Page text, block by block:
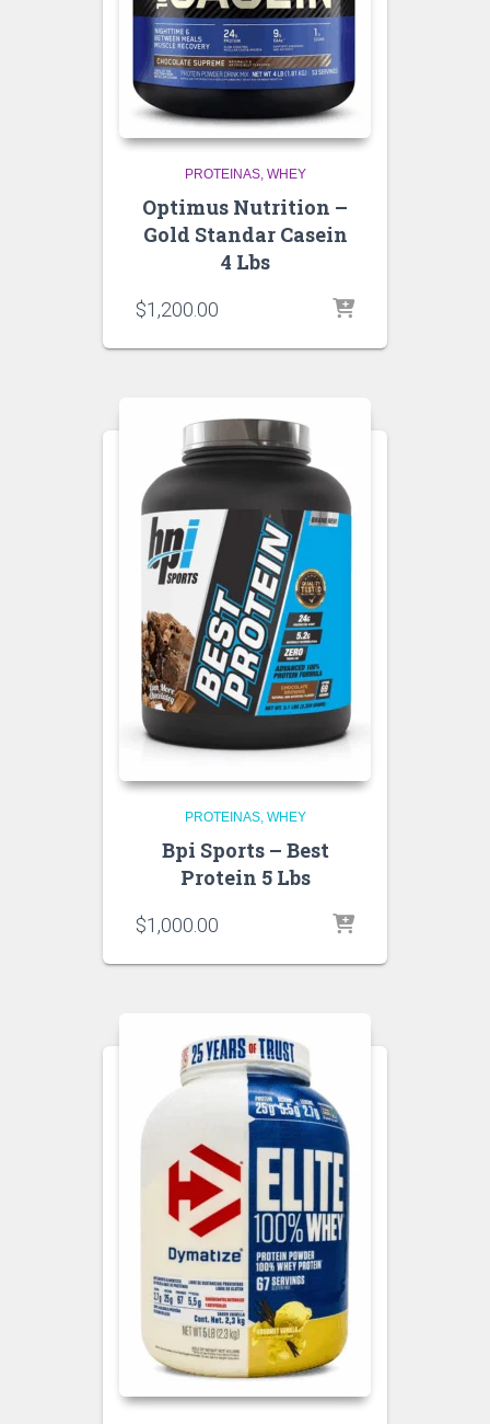
PROTEINAS WHEY
Optimus Nutrition –
Gold Standar Casein
4 Lbs
$1,200.00
PROTEINAS WHEY
Bpi Sports – Best
Protein 5 Lbs
$1,000.00